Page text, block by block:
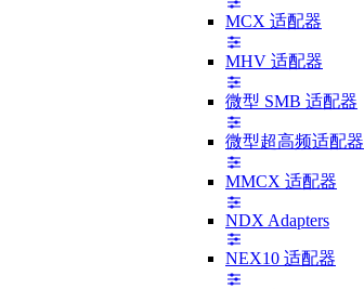
MCX 适配器
MHV 适配器
微型 SMB 适配器
微型超高频适配器
MMCX 适配器
NDX Adapters
NEX10 适配器